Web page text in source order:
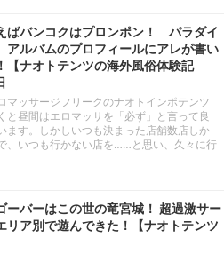
ばバンコクはプロンポン！ パラダイ
アルバムのプロフィールにアレが書い
【ナオトテンツの海外風俗体験記
マッサージフリークのナオトインポテンツ
と昼間はエロマッサを「必ず」と言って良
ます。しかしいつも決まった店舗数店しか
、いつも行かない店を……と思い、久々に行
ーバーはこの世の竜宮城！ 超過激サー
リア別で遊んできた！【ナオトテンツ